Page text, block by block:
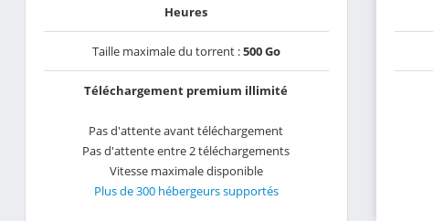
Heures
Taille maximale du torrent :500 Go
Téléchargement premium illimité
Pas d'attente avant téléchargement
Pas d'attente entre 2 téléchargements
Vitesse maximale disponible
Plus de 300 hébergeurs supportés